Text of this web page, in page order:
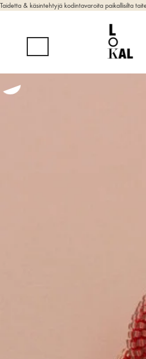
Taidetta & käsintehtyjä kodintavaroita paikallisilta